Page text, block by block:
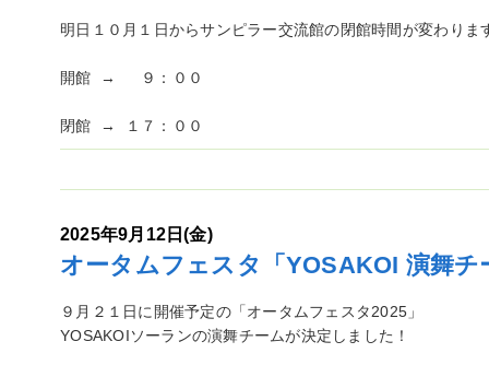
明日１０月１日からサンピラー交流館の閉館時間が変わりま
開館 → ９：００
閉館 → １７：００
2025年9月12日(金)
オータムフェスタ「YOSAKOI 演舞チ
９月２１日に開催予定の「オータムフェスタ2025」
YOSAKOIソーランの演舞チームが決定しました！